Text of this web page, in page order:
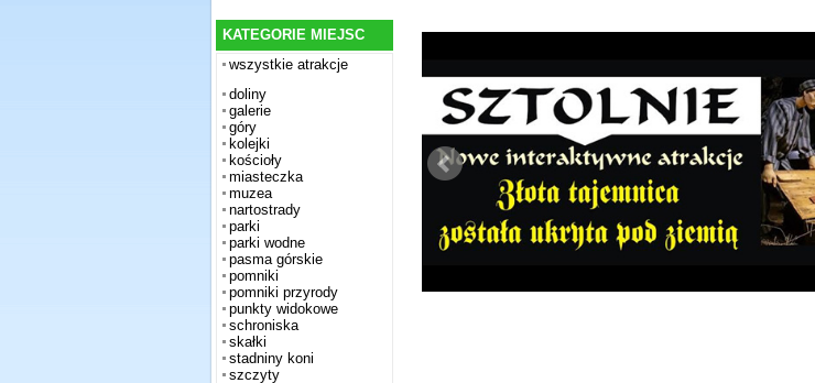
KATEGORIE MIEJSC
wszystkie atrakcje
doliny
galerie
góry
kolejki
kościoły
miasteczka
muzea
nartostrady
parki
parki wodne
pasma górskie
pomniki
pomniki przyrody
punkty widokowe
schroniska
skałki
stadniny koni
szczyty